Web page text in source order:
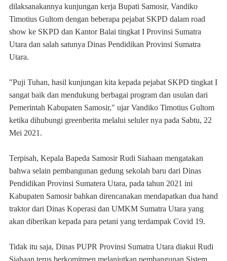
dilaksanakannya kunjungan kerja Bupati Samosir, Vandiko
Timotius Gultom dengan beberapa pejabat SKPD dalam road
show ke SKPD dan Kantor Balai tingkat I Provinsi Sumatra
Utara dan salah satunya Dinas Pendidikan Provinsi Sumatra
Utara.
"Puji Tuhan, hasil kunjungan kita kepada pejabat SKPD tingkat I
sangat baik dan mendukung berbagai program dan usulan dari
Pemerintah Kabupaten Samosir," ujar Vandiko Timotius Gultom
ketika dihubungi greenberita melalui seluler nya pada Sabtu, 22
Mei 2021.
Terpisah, Kepala Bapeda Samosir Rudi Siahaan mengatakan
bahwa selain pembangunan gedung sekolah baru dari Dinas
Pendidikan Provinsi Sumatera Utara, pada tahun 2021 ini
Kabupaten Samosir bahkan direncanakan mendapatkan dua hand
traktor dari Dinas Koperasi dan UMKM Sumatra Utara yang
akan diberikan kepada para petani yang terdampak Covid 19.
Tidak itu saja, Dinas PUPR Provinsi Sumatra Utara diakui Rudi
Siahaan terus berkomitmen melanjutkan pembangunan Sistem